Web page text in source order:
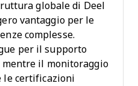
globale di Deel
vantaggio per le
complesse.
per il supporto
il monitoraggio
le certificazioni